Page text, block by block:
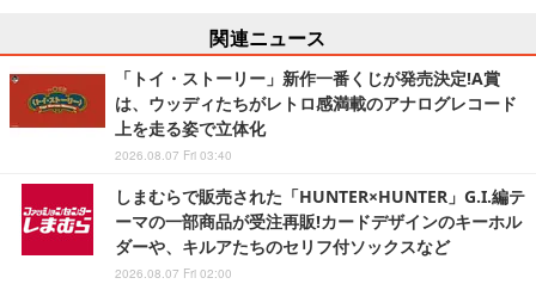
関連ニュース
「トイ・ストーリー」新作一番くじが発売決定!A賞
は、ウッディたちがレトロ感満載のアナログレコード
上を走る姿で立体化
2026.08.07 Fri 03:40
しまむらで販売された「HUNTER×HUNTER」G.I.編テ
ーマの一部商品が受注再販!カードデザインのキーホル
ダーや、キルアたちのセリフ付ソックスなど
2026.08.07 Fri 02:00